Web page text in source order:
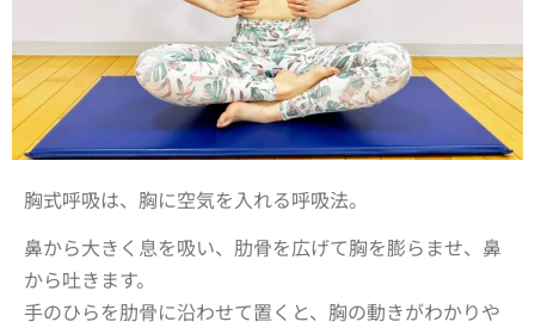
胸式呼吸は、 胸に空気を入れる呼吸法。
鼻から大きく息を吸い、肋骨を広げて胸を膨らませ、鼻
から吐きます。
手のひらを肋骨に沿わせて置くと、胸の動きがわかりや